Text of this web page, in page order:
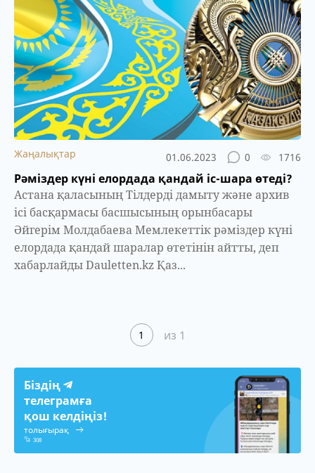
Жаңалықтар 01.06.2023 0 1716
Рәміздер күні елордада қандай іс-шара өтеді?
Астана қаласының Тілдерді дамыту және архив
ісі басқармасы басшысының орынбасары
Әйгерім Молдабаева Мемлекеттік рәміздер күні
елордада қандай шаралар өтетінін айтты, деп
хабарлайды Dauletten.kz Қаз...
1 из 1
Біздің
телеграмға
қош келдіңіз!
толығырақ
308